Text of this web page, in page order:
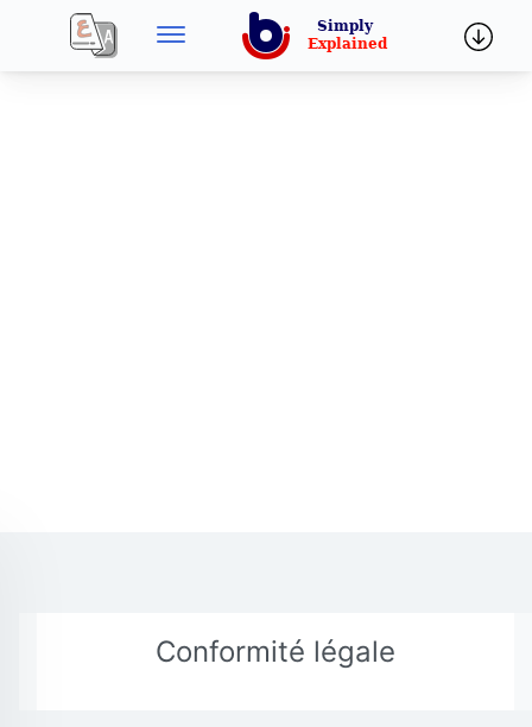
Conformité légale